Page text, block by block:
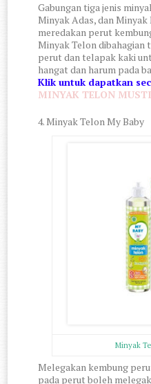
Gabungan tiga jenis
Minyak Adas, dan Minyak
meredakan perut
Minyak Telon dibahagian
perut dan telapak kaki
hangat dan harum pada
Klik untuk dapatkan
MINYAK TELON
4. Minyak Telon My Baby
Minyak
Melegakan kembung
pada perut boleh